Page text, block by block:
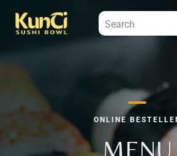
Menüs
Kontakt ONLINE
MENU